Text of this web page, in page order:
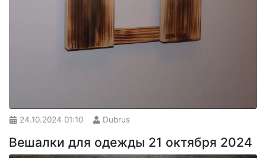
24.10.2024 01:10 Dubrus
Вешалки для одежды 21 октября 2024